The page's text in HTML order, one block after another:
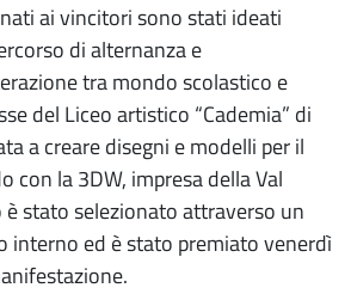
ai vincitori sono stati ideati
di alternanza e
tra mondo scolastico e
del Liceo artistico “Cademia” di
a creare disegni e modelli per il
con la 3DW, impresa della Val
è stato selezionato attraverso un
interno ed è stato premiato venerdì